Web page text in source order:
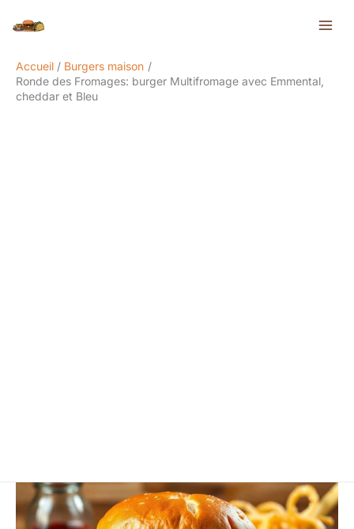
Accueil
Burgers maison
Ronde des Fromages: burger Multifromage avec Emmental,
cheddar et Bleu